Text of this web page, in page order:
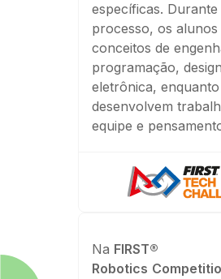
específicas. Durante
processo, os
conceitos de
programação,
eletrônica, enquanto
desenvolvem
equipe e
Na FIRST®
Robotics